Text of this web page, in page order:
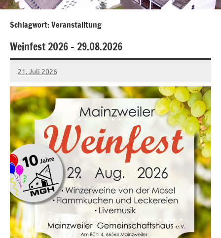
Schlagwort:Veranstalltung
Weinfest 2026 – 29.08.2026
21. Juli 2026
Adrian
Noß